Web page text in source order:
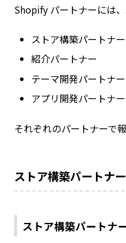
Shopify パートナーには、
ストア構築パートナー
紹介パートナー
テーマ開発パートナー
アプリ開発パートナー
それぞれのパートナーで
ストア構築パートナー
ストア構築パートナ